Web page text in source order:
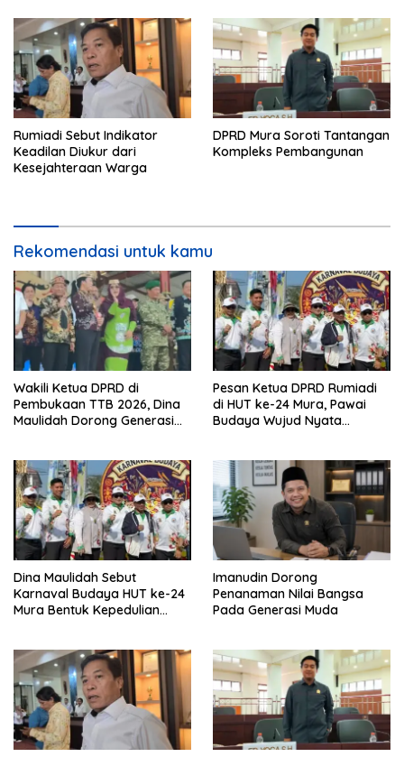
Rumiadi Sebut Indikator
Keadilan Diukur dari
Kesejahteraan Warga
DPRD Mura Soroti Tantangan
Kompleks Pembangunan
Rekomendasi untuk kamu
Wakili Ketua DPRD di
Pembukaan TTB 2026, Dina
Maulidah Dorong Generasi
Pesan Ketua DPRD Rumiadi
di HUT ke-24 Mura, Pawai
Budaya Wujud Nyata
Dina Maulidah Sebut
Karnaval Budaya HUT ke-24
Mura Bentuk Kepedulian
Imanudin Dorong
Penanaman Nilai Bangsa
Pada Generasi Muda